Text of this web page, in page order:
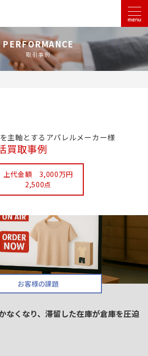
PERFORMANCE
取引事例
主軸とするアパレルメーカー様
買取事例
上代金額 3,000万円
2,500点
お客様の課題
なくなり、滞留した在庫が倉庫を圧迫